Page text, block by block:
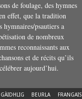
de foulage, des hymnes
effet, que la tradition
hymnaires/psautiers a
de nombreux
reconnaissants aux
et de récits qu’ils
aujourd’hui.
GÀIDHLIG BEURLA FRANGAIS